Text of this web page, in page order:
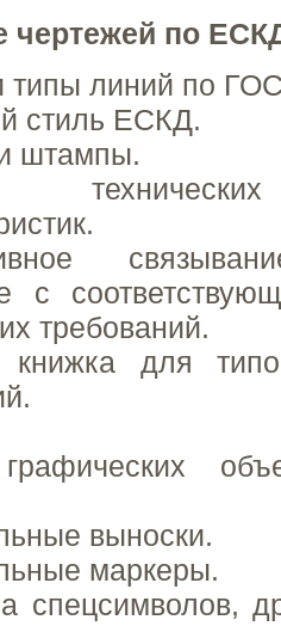
по
линий по
стиль ЕСКД.
штампы.
с
требований.
книжка для
выноски.
маркеры.
спецсимволов,